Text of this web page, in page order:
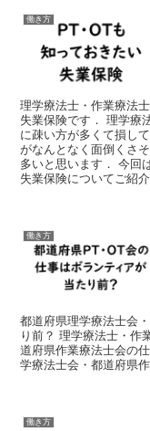
働き方
理学療法士・作業療法
失業保険です． 理学療
に疎い方が多くて損し
がなんとなく面倒くさ
多いと思います． 今回
失業保険についてご紹
働き方
都道府県理学療法士会
り前？ 理学療法士・作
道府県作業療法士会の
学療法士会・都道府県
働き方